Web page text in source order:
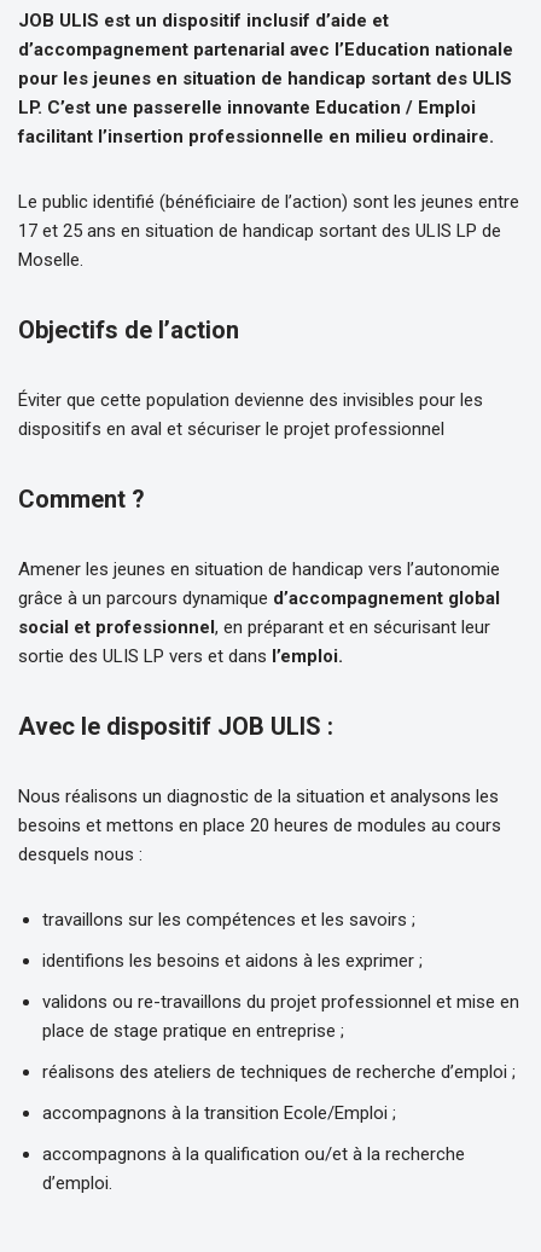
JOB ULIS est un dispositif inclusif d’aide et
d’accompagnement partenarial avec l’Education nationale
pour les jeunes en situation de handicap sortant des ULIS
LP. C’est une passerelle innovante Education / Emploi
facilitant l’insertion professionnelle en milieu ordinaire.
Le public identifié (bénéficiaire de l’action) sont les jeunes entre
17 et 25 ans en situation de handicap sortant des ULIS LP de
Moselle.
Objectifs de l’action
Éviter que cette population devienne des invisibles pour les
dispositifs en aval et sécuriser le projet professionnel
Comment ?
Amener les jeunes en situation de handicap vers l’autonomie
grâce à un parcours dynamique d’accompagnement global
social et professionnel, en préparant et en sécurisant leur
sortie des ULIS LP vers et dans l’emploi.
Avec le dispositif JOB ULIS :
Nous réalisons un diagnostic de la situation et analysons les
besoins et mettons en place 20 heures de modules au cours
desquels nous :
travaillons sur les compétences et les savoirs ;
identifions les besoins et aidons à les exprimer ;
validons ou re-travaillons du projet professionnel et mise en
place de stage pratique en entreprise ;
réalisons des ateliers de techniques de recherche d’emploi ;
accompagnons à la transition Ecole/Emploi ;
accompagnons à la qualification ou/et à la recherche
d’emploi.